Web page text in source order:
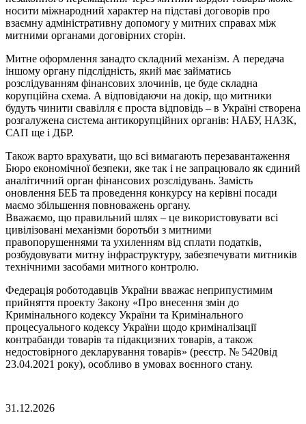
носити міжнародний характер на підставі договорів про
взаємну адміністративну допомогу у митних справах між
митними органами договірних сторін.
Митне оформлення занадто складний механізм. А передача
іншому органу підслідність, який має займатись
розслідуванням фінансових злочинів, це буде складна
корупційна схема. А відповідаючи на докір, що митники
будуть чинити свавілля є проста відповідь – в Україні створена
розгалужена система антикорупційних органів: НАБУ, НАЗК,
САП ще і ДБР.
Також варто врахувати, що всі вимагають перезавантаження
Бюро економічної безпеки, яке так і не запрацювало як єдиний
аналітичний орган фінансових розслідувань. Замість
оновлення БЕБ та проведення конкурсу на керівні посади
маємо збільшення повноважень органу.
Вважаємо, що правильний шлях – це використовувати всі
цивілізовані механізми боротьби з митними
правопорушеннями та ухиленням від сплати податків,
розбудовувати митну інфраструктуру, забезпечувати митників
технічними засобами митного контролю.
Федерація роботодавців України вважає неприпустимим
прийняття проекту Закону «Про внесення змін до
Кримінального кодексу України та Кримінального
процесуального кодексу України щодо криміналізації
контрабанди товарів та підакцизних товарів, а також
недостовірного декларування товарів» (реєстр. № 5420від
23.04.2021 року), особливо в умовах воєнного стану.
31.12.2026